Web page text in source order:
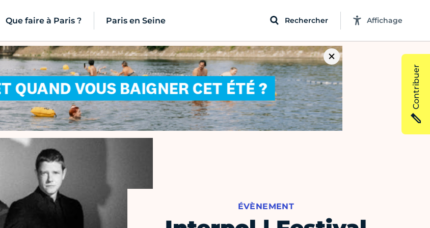
Que faire à Paris ? Paris en Seine Rechercher Affichage
ÉVÈNEMENT
Contribuer